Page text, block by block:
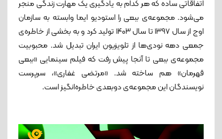
اتفاقاتی ساده که هر کدام به یادگیری یک مهارت زندگی منجر
می‌شود. مجموعه‌ی ببعی را استودیو ایما وابسته به سازمان
اوج از سال ۱۳۹۷ تا سال ۱۴۰۳ تولید کرد و به بخشی از خاطره‌ی
جمعی دهه نودی‌ها از تلویزیون ایران تبدیل شد. محبوبیت
مجموعه‌ی ببعی تا آنجا پیش رفت که فیلم سینمایی «ببعی
قهرمان» هم ساخته شد. «مرتضی غفاری»، سرپرست
نویسندگان این مجموعه‌ی دوبعدی خاطره‌انگیز است.